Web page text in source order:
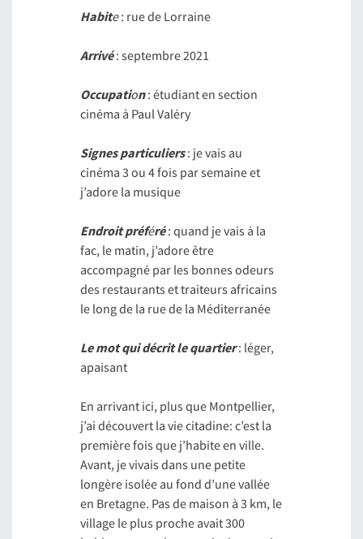
Habite: rue de Lorraine
Arrivé : septembre 2021
Occupation: étudiant en section
cinéma à Paul Valéry
Signes particuliers : je vais au
cinéma 3 ou 4 fois par semaine et
j’adore la musique
Endroit préféré: quand je vais à la
fac, le matin, j’adore être
accompagné par les bonnes odeurs
des restaurants et traiteurs africains
le long de la rue de la Méditerranée
Le mot qui décrit le quartier: léger,
apaisant
En arrivant ici, plus que Montpellier,
j’ai découvert la vie citadine: c’est la
première fois que j’habite en ville.
Avant, je vivais dans une petite
longère isolée au fond d’une vallée
en Bretagne. Pas de maison à 3 km, le
village le plus proche avait 300